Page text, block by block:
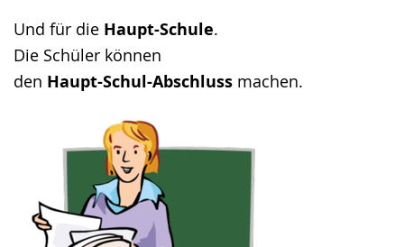
Und für die Haupt-Schule.
Die Schüler können
den Haupt-Schul-Abschluss machen.